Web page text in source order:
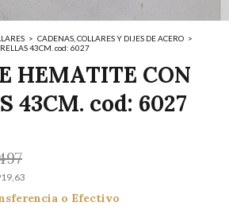
> CADENAS, COLLARES Y DIJES DE ACERO >
43CM. cod: 6027
HEMATITE CON
43CM. cod: 6027
o Efectivo